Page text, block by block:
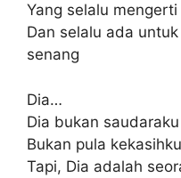
Yang selalu mengerti
Dan selalu ada
senang
Dia…
Dia bukan saudaraku
Bukan pula kekasihku
Tapi, Dia adalah